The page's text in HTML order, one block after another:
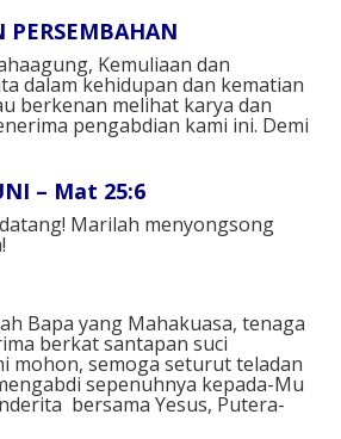
PERSEMBAHAN
Kemuliaan dan
dalam kehidupan dan kematian
berkenan melihat karya dan
pengabdian kami ini. Demi
– Mat 25:6
Marilah menyongsong
Bapa yang Mahakuasa, tenaga
berkat santapan suci
mohon, semoga seturut teladan
sepenuhnya kepada-Mu
bersama Yesus, Putera-